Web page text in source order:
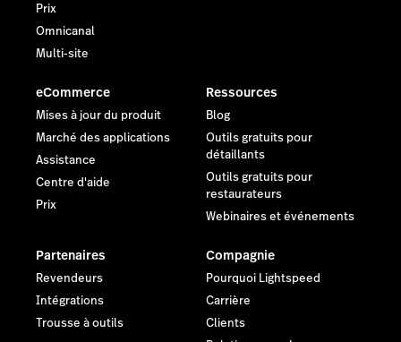
Prix
Omnicanal
Multi-site
eCommerce
Mises à jour du produit
Marché des applications
Assistance
Centre d'aide
Prix
Ressources
Blog
Outils gratuits pour
détaillants
Outils gratuits pour
restaurateurs
Webinaires et événements
Partenaires
Revendeurs
Intégrations
Trousse à outils
Compagnie
Pourquoi Lightspeed
Carrière
Clients